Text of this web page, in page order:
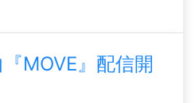
MOVE』配信開